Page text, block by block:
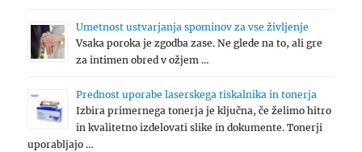
Umetnost ustvarjanja spominov za vse življenje
Vsaka poroka je zgodba zase. Ne glede na to, ali gre
za intimen obred v ožjem …
Prednost uporabe laserskega tiskalnika in tonerja
Izbira primernega tonerja je ključna, če želimo hitro
in kvalitetno izdelovati slike in dokumente. Tonerji
uporabljajo …